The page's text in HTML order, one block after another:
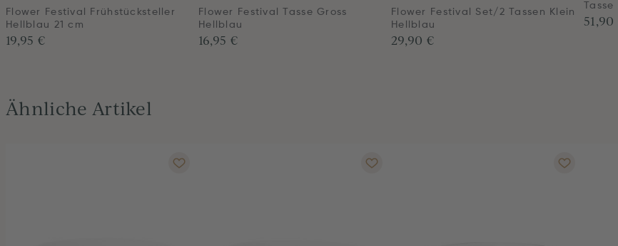
Flower Festival Frühstücksteller
Hellblau 21 cm
19,95 €
Flower Festival Tasse Gross
Hellblau
16,95 €
Flower Festival Set/2 Tassen Klein
Hellblau
29,90 €
51,90
Ähnliche Artikel